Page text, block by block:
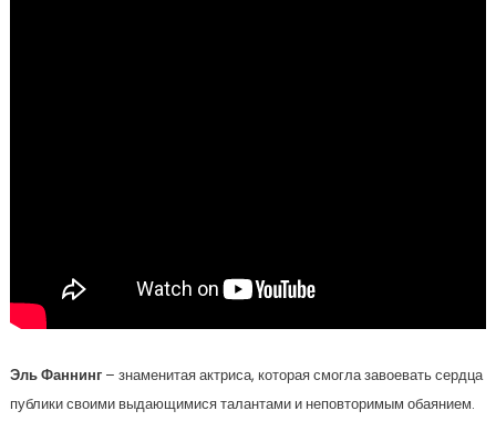
Эль Фаннинг– знаменитая актриса, которая смогла завоевать сердца
публики своими выдающимися талантами и неповторимым обаянием.